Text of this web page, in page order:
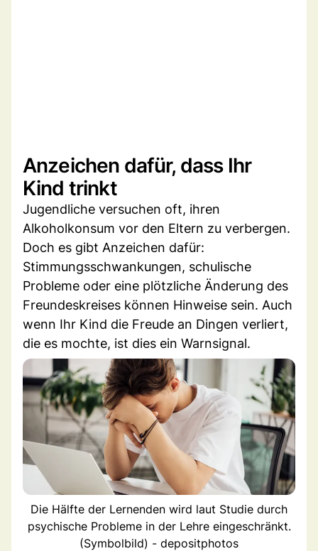
Anzeichen dafür, dass Ihr
Kind trinkt
Jugendliche versuchen oft, ihren
Alkoholkonsum vor den Eltern zu verbergen.
Doch es gibt Anzeichen dafür:
Stimmungsschwankungen, schulische
Probleme oder eine plötzliche Änderung des
Freundeskreises können Hinweise sein. Auch
wenn Ihr Kind die Freude an Dingen verliert,
die es mochte, ist dies ein Warnsignal.
Die Hälfte der Lernenden wird laut Studie durch
psychische Probleme in der Lehre eingeschränkt.
(Symbolbild) - depositphotos